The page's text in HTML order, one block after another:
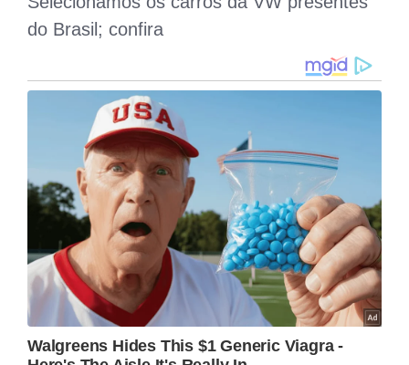
do Brasil; confira